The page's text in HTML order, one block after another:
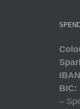
BIC:
–